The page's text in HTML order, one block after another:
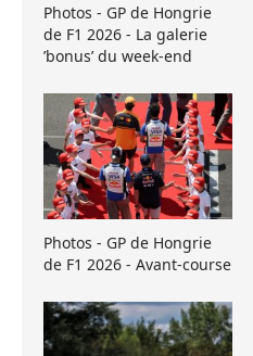
Photos - GP de Hongrie
de F1 2026 - La galerie
’bonus’ du week-end
Photos - GP de Hongrie
de F1 2026 - Avant-course